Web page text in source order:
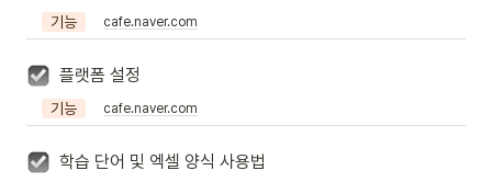
기능 cafe.naver.com
플랫폼 설정
기능 cafe.naver.com
학습 단어 및 엑셀 양식 사용법